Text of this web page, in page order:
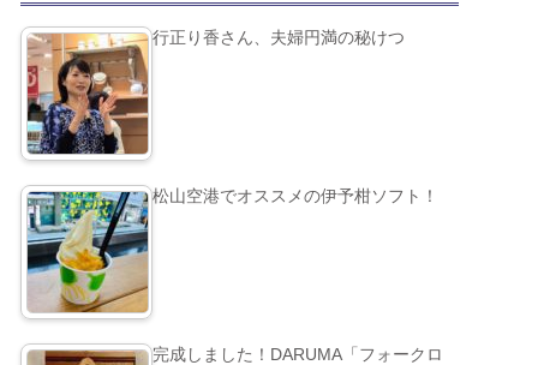
行正り香さん、夫婦円満の秘けつ
松山空港でオススメの伊予柑ソフト！
完成しました！DARUMA「フォークロ